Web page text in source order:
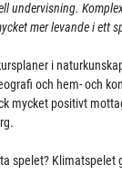
undervisning.
mer levande i ett
i
och hem- och
mycket positivt
spelet? Klimatspelet